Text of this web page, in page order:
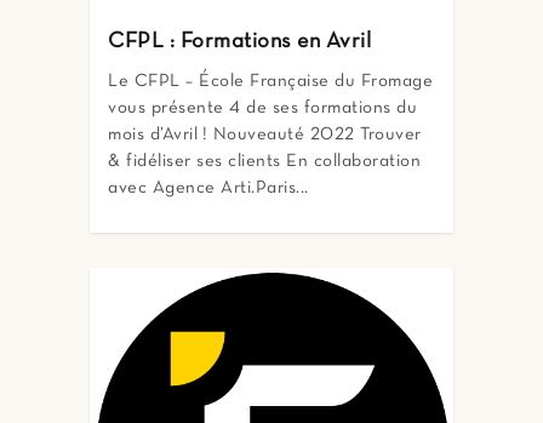
CFPL : Formations en Avril
Le CFPL – École Française du Fromage
vous présente 4 de ses formations du
mois d’Avril ! Nouveauté 2022 Trouver
& fidéliser ses clients En collaboration
avec Agence Arti.Paris...